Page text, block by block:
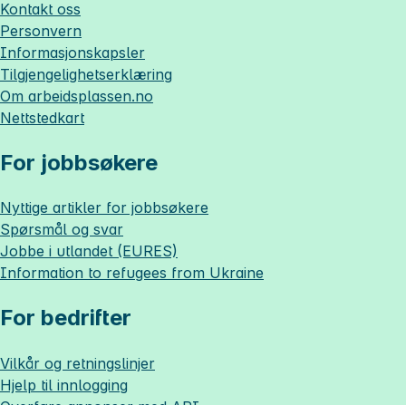
Kontakt oss
Personvern
Informasjonskapsler
Tilgjengelighetserklæring
Om arbeidsplassen.no
Nettstedkart
For jobbsøkere
Nyttige artikler for jobbsøkere
Spørsmål og svar
Jobbe i utlandet (EURES)
Information to refugees from Ukraine
For bedrifter
Vilkår og retningslinjer
Hjelp til innlogging